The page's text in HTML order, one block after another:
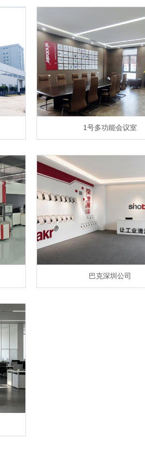
1号多功能会议室
巴克深圳公司